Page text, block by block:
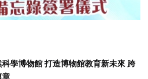
學博物館 打造博物館教育新未來 跨
章